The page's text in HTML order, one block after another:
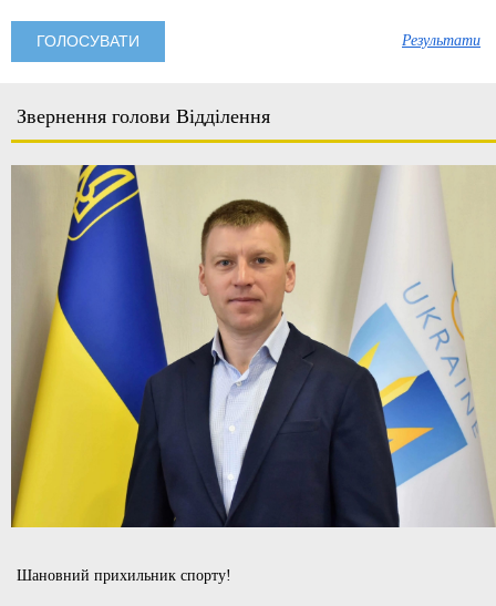
Результати
Звернення голови Відділення
Шановний прихильник спорту!